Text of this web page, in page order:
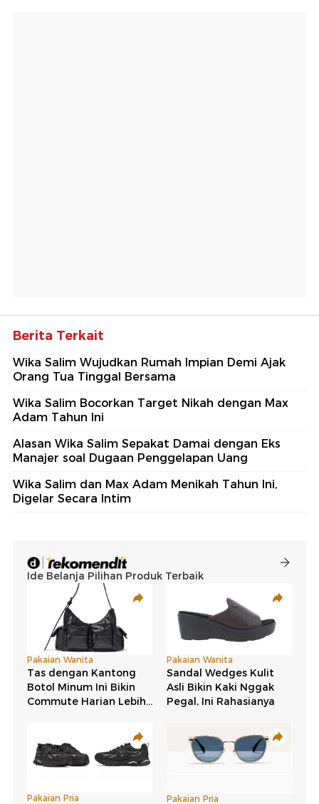
Berita Terkait
Wika Salim Wujudkan Rumah Impian Demi Ajak
Orang Tua Tinggal Bersama
Wika Salim Bocorkan Target Nikah dengan Max
Adam Tahun Ini
Alasan Wika Salim Sepakat Damai dengan Eks
Manajer soal Dugaan Penggelapan Uang
Wika Salim dan Max Adam Menikah Tahun Ini,
Digelar Secara Intim